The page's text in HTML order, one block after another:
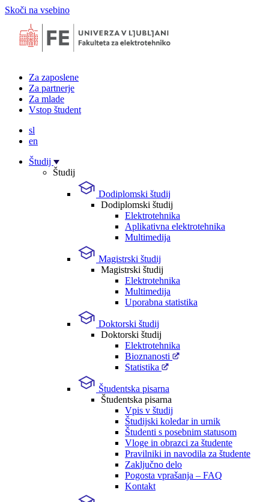
Skoči na vsebino
Za zaposlene
Za partnerje
Za mlade
Vstop študent
sl
en
Študij
Študij
Dodiplomski študij
Dodiplomski študij
Elektrotehnika
Aplikativna elektrotehnika
Multimedija
Magistrski študij
Magistrski študij
Elektrotehnika
Multimedija
Uporabna statistika
Doktorski študij
Doktorski študij
Elektrotehnika
Bioznanosti
Statistika
Študentska pisarna
Študentska pisarna
Vpis v študij
Študijski koledar in urnik
Študenti s posebnim statusom
Vloge in obrazci za študente
Pravilniki in navodila za študente
Zaključno delo
Pogosta vprašanja – FAQ
Kontakt